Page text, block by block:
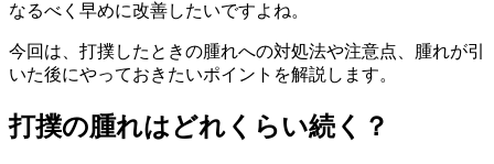
なるべく早めに改善したいですよね。
今回は、打撲したときの腫れへの対処法や注意点、腫れが引
いた後にやっておきたいポイントを解説します。
打撲の腫れはどれくらい続く？